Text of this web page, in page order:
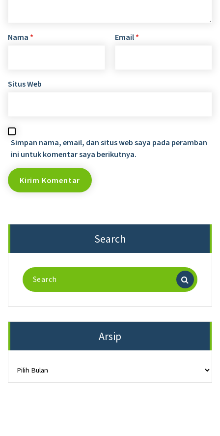
Nama * Email *
Situs Web
Simpan nama, email, dan situs web saya pada peramban
ini untuk komentar saya berikutnya.
Search
Search
for:
Arsip